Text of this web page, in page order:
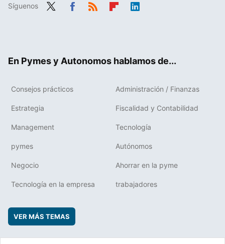
Síguenos
En Pymes y Autonomos hablamos de...
Consejos prácticos Administración / Finanzas
Estrategia Fiscalidad y Contabilidad
Management Tecnología
pymes Autónomos
Negocio Ahorrar en la pyme
Tecnología en la empresa trabajadores
VER MÁS TEMAS